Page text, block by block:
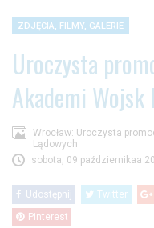
ZDJĘCIA, FILMY, GALERIE
Uroczysta
Akademi Wojsk
Wrocław: Uroczysta
Lądowych
sobota, 09 październikaa
Udostępnij Twitter
Pinterest